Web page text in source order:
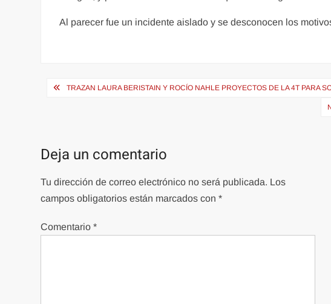
Al parecer fue un incidente aislado y se desconocen los
Navegación
TRAZAN LAURA BERISTAIN Y ROCÍO NAHLE PROYECTOS DE LA 4T PARA
Deja un comentario
Tu dirección de correo electrónico no será publicada. Los
campos obligatorios están marcados con*
Comentario*